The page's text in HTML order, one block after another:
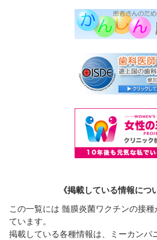
《掲載している情報につ
この一覧には 髄膜炎菌ワクチンの接
ています。
掲載している各種情報は、ミーカンパ